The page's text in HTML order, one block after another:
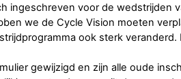
ingeschreven voor de wedstrijden
we de Cycle Vision moeten
ook sterk
gewijzigd en zijn alle oude